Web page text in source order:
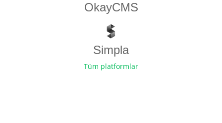
OkayCMS
Simpla
Tüm platformlar